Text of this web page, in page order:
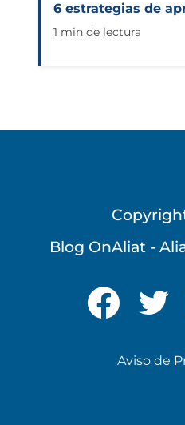
6 estrategias de
1 min de lectura
Blog OnAliat -
Aviso de
Te brindamos